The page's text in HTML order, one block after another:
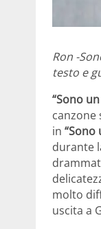
Ron -
testo e
“Sono
canzone
in “Sono
durante
molto
uscita a